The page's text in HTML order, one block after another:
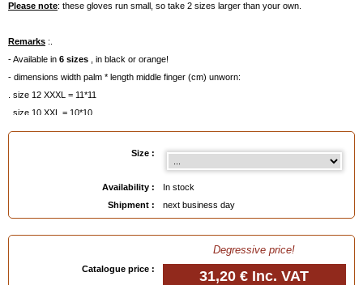
Please note: these gloves run small, so take 2 sizes larger than your own.
Remarks :.
- Available in 6 sizes , in black or orange!
- dimensions width palm * length middle finger (cm) unworn:
. size 12 XXXL = 11*11
. size 10 XXL = 10*10
. size 9.5 XL = 9.5*9.5
- Also available per unit, see below.
Available in: Box of 100 Gloves 8 (S), Box of 100 Gloves 8.5 (M), Box of 100 Gloves 9
(L), Box of 100 Gloves 9.5 (XL), Box of 100 Gloves 10 (XXL), Box of 100 Gloves 12
Size :
Availability :
In stock
Shipment :
next business day
Degressive price!
Catalogue price : 31,20 € Inc. VAT